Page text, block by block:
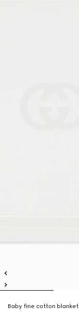
Baby fine cotton blanket